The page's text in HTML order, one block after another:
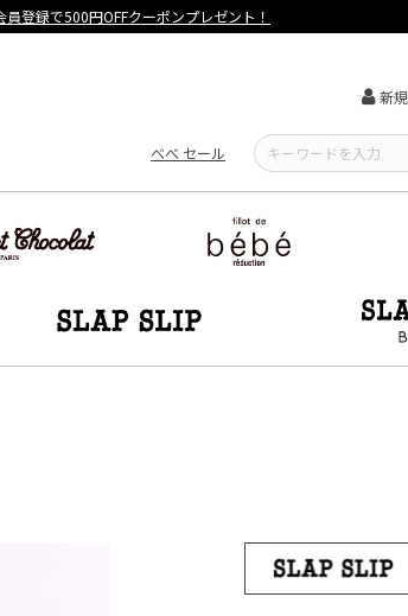
【重要】熊本地震による遅延可能性について
新
べべ セール